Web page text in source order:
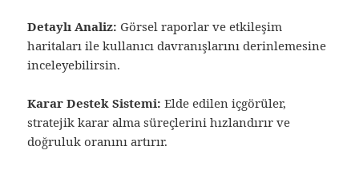
Detaylı Analiz: Görsel raporlar ve etkileşim
haritaları ile kullanıcı davranışlarını derinlemesine
inceleyebilirsin.
Karar Destek Sistemi: Elde edilen içgörüler,
stratejik karar alma süreçlerini hızlandırır ve
doğruluk oranını artırır.